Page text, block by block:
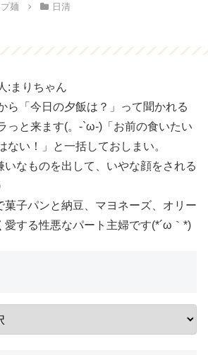
麺 日清
:まりちゃん
ら「今日の夕飯は？」って聞かれる
っと来ます(。-`ω-)「お前の食いたい
ない！」と一括しておしまい。
いなものを出して、いやな顔をされる
菓子パンと納豆、マヨネーズ、オリー
愛する性悪なパート主婦です(*´ω｀*)